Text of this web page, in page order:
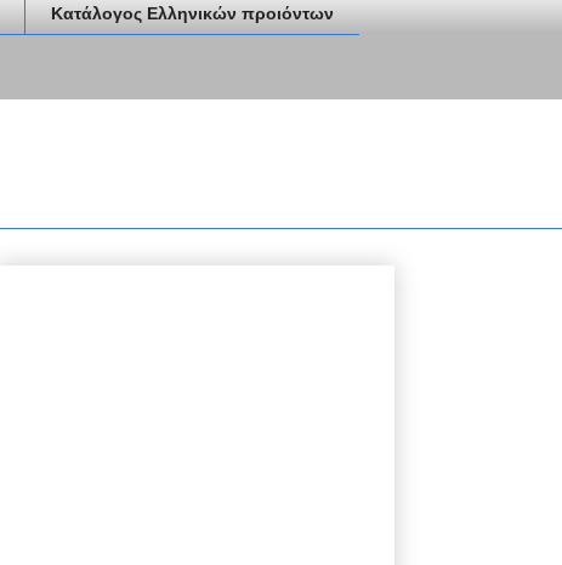
Κατάλογος Ελληνικών προιόντων